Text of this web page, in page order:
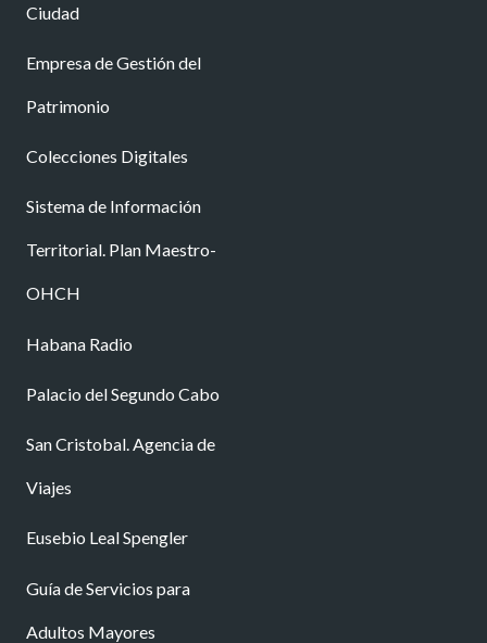
Ciudad
Empresa de Gestión del
Patrimonio
Colecciones Digitales
Sistema de Información
Territorial. Plan Maestro-
OHCH
Habana Radio
Palacio del Segundo Cabo
San Cristobal. Agencia de
Viajes
Eusebio Leal Spengler
Guía de Servicios para
Adultos Mayores